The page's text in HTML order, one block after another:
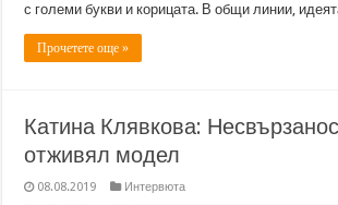
с големи букви и корицата. В общи линии,
Прочетете още »
Катина Клявкова:
отживял модел
08.08.2019 Интервюта